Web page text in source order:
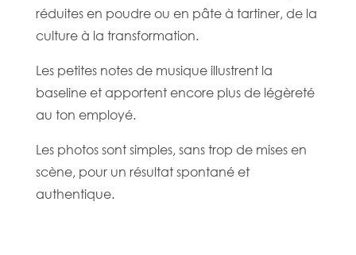
réduites en poudre ou en pâte à tartiner, de la
culture à la transformation.
Les petites notes de musique illustrent la
baseline et apportent encore plus de légèreté
au ton employé.
Les photos sont simples, sans trop de mises en
scène, pour un résultat spontané et
authentique.